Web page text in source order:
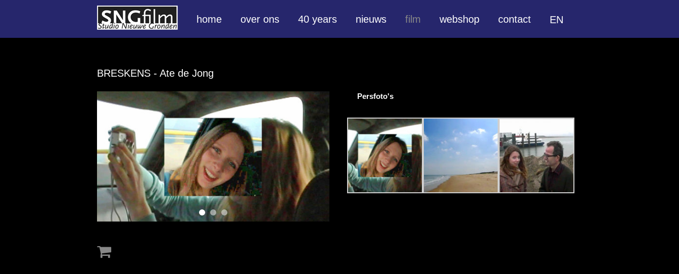
home over ons 40 years nieuws film webshop contact EN
BRESKENS - Ate de Jong
Persfoto's